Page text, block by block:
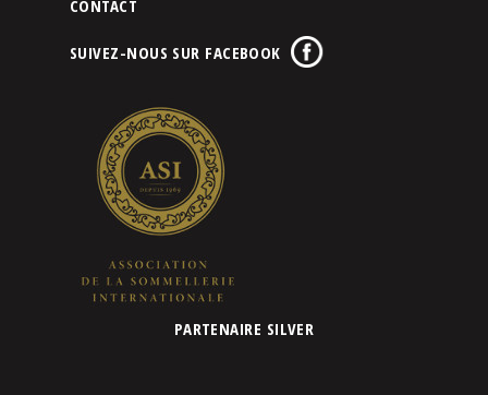
CONTACT
SUIVEZ-NOUS SUR FACEBOOK
PARTENAIRE SILVER